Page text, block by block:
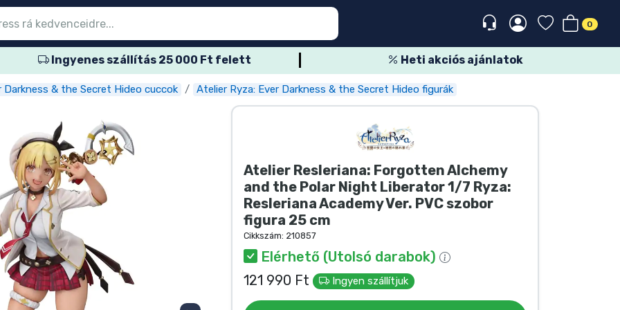
0
Ingyenes szállítás 25 000 Ft felett Heti akciós ajánlatok
Darkness & the Secret Hideo cuccok Atelier Ryza: Ever Darkness & the Secret Hideo figurák
Atelier Resleriana: Forgotten Alchemy
and the Polar Night Liberator 1/7 Ryza:
Resleriana Academy Ver. PVC szobor
figura 25 cm
Cikkszám: 210857
Elérhető (Utolsó darabok)
121 990 Ft
Ingyen szállítjuk
termék
termék
termék
termék
termék
termék
termék